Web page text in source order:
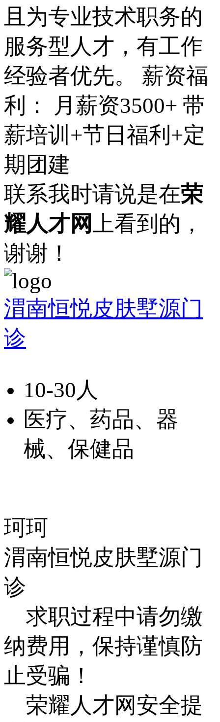
且为专业技术职务的
服务型人才，有工作
经验者优先。 薪资福
利： 月薪资3500+ 带
薪培训+节日福利+定
期团建
联系我时请说是在荣
耀人才网
上看到的，
谢谢！
渭南恒悦皮肤墅源门
诊
10-30人
医疗、药品、器
械、保健品
珂珂
渭南恒悦皮肤墅源门
诊
求职过程中请勿缴
纳费用，保持谨慎防
止受骗！
荣耀人才网安全提